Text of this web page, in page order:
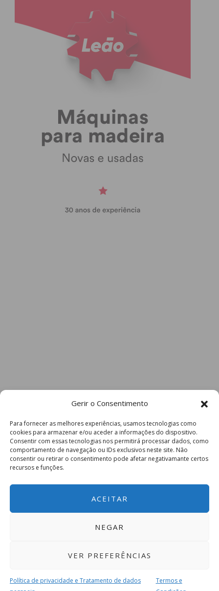
Gerir o Consentimento
Para fornecer as melhores experiências, usamos tecnologias como
cookies para armazenar e/ou aceder a informações do dispositivo.
Consentir com essas tecnologias nos permitirá processar dados, como
comportamento de navegação ou IDs exclusivos neste site. Não
consentir ou retirar o consentimento pode afetar negativamante certos
recursos e funções.
ACEITAR
NEGAR
VER PREFERÊNCIAS
Política de privacidade e Tratamento de dados
Termos e